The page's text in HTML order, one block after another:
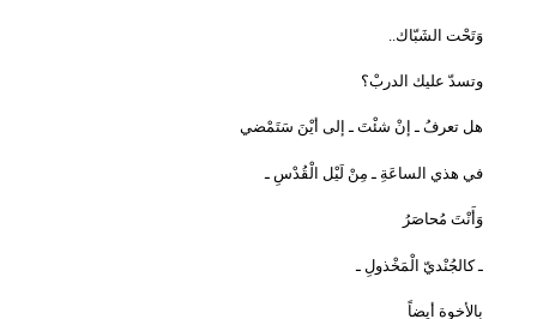
وَتَحْت الشَبّاك
وتسدّ عليك الدربْ؟
هل تعرفُ ـ إنْ شئْتَ ـ إلى أيْنَ سَتَمْضي
في هذي الساعَةِ ـ مِنْ لَيْل الْقُدْسِ ـ
وَأَنْتَ مُحاصَرُ
ـ كالجُنْديّ الْمَخْذولِ ـ
بالأخوة أيضاً